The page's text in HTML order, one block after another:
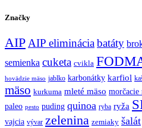
Značky
AIP AIP elimináciabatáty
semienka cuketa cvikla
hovädzie mäso jablko karbonátky karfiol
mäso kurkuma mleté mäso morčacie
paleo pesto puding quinoa ryba ryža
vajcia vývar zelenina zemiaky šalát